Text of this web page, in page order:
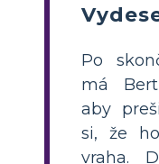
Po
má
aby
si, že
vraha.